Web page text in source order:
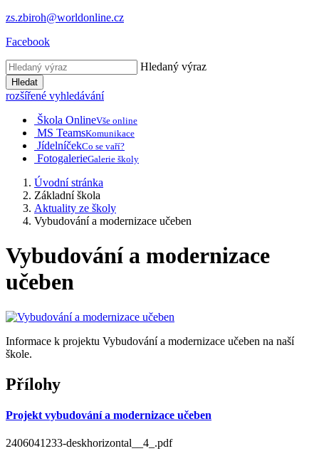
zs.zbiroh@worldonline.cz
Facebook
Hledaný výraz
Hledat
rozšířené vyhledávání
Škola OnlineVše online
MS TeamsKomunikace
JídelníčekCo se vaří?
FotogalerieGalerie školy
Úvodní stránka
Základní škola
Aktuality ze školy
Vybudování a modernizace učeben
Vybudování a modernizace
učeben
Informace k projektu Vybudování a modernizace učeben na naší
škole.
Přílohy
Projekt vybudování a modernizace učeben
2406041233-deskhorizontal__4_.pdf